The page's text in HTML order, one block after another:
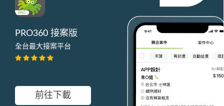
PRO360 接案版
全台最大接案平台
前往下載